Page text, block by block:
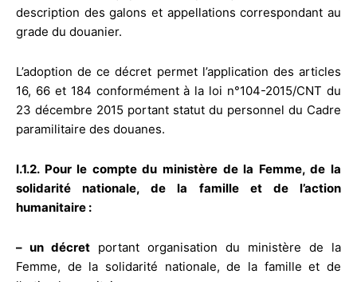
description des galons et appellations correspondant au
grade du douanier.
L’adoption de ce décret permet l’application des articles
16, 66 et 184 conformément à la loi n°104-2015/CNT du
23 décembre 2015 portant statut du personnel du Cadre
paramilitaire des douanes.
I.1.2. Pour le compte du ministère de la Femme, de la
solidarité nationale, de la famille et de l’action
humanitaire :
– un décret portant organisation du ministère de la
Femme, de la solidarité nationale, de la famille et de